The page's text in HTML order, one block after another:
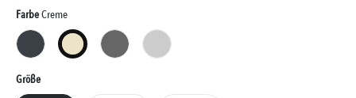
FarbeAuswählen
Creme
Anthrazit Creme Grau
Silber
GrößeAuswählen